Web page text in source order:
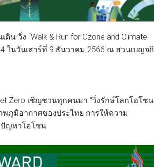
-วิ่ง “Walk & Run for Ozone and Climate
ในวันเสาร์ที่ 9 ธันวาคม 2566 ณ สวนเบญจกิ
Zero เชิญชวนทุกคนมา “วิ่งรักษ์โลกโอโซน
พภูมิอากาศของประไทย การให้ความ
ปัญหาโอโซน